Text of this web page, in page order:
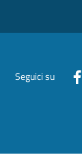
Seguici su